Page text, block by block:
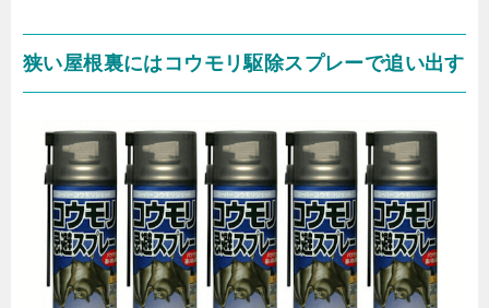
狭い屋根裏にはコウモリ駆除スプレーで追い出す